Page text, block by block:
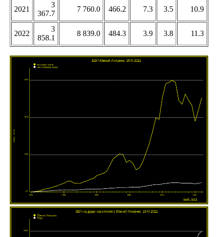
2021
3
367.7
7 760.0 466.2 7.3 3.5 10.9
2022
3
858.1
8 839.0 484.3 3.9 3.8 11.3